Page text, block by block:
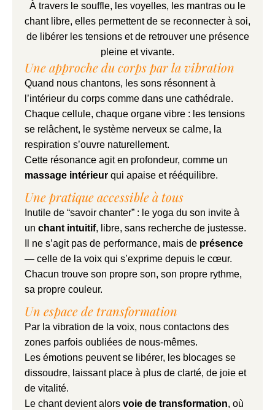
À travers le souffle, les voyelles, les mantras ou le
chant libre, elles permettent de se reconnecter à soi,
de libérer les tensions et de retrouver une présence
pleine et vivante.
Une approche du corps par la vibration
Quand nous chantons, les sons résonnent à
l’intérieur du corps comme dans une cathédrale.
Chaque cellule, chaque organe vibre : les tensions
se relâchent, le système nerveux se calme, la
respiration s’ouvre naturellement.
Cette résonance agit en profondeur, comme un
massage intérieur qui apaise et rééquilibre.
Une pratique accessible à tous
Inutile de “savoir chanter” : le yoga du son invite à
un chant intuitif, libre, sans recherche de justesse.
Il ne s’agit pas de performance, mais de présence
— celle de la voix qui s’exprime depuis le cœur.
Chacun trouve son propre son, son propre rythme,
sa propre couleur.
Un espace de transformation
Par la vibration de la voix, nous contactons des
zones parfois oubliées de nous-mêmes.
Les émotions peuvent se libérer, les blocages se
dissoudre, laissant place à plus de clarté, de joie et
de vitalité.
Le chant devient alors voie de transformation, où